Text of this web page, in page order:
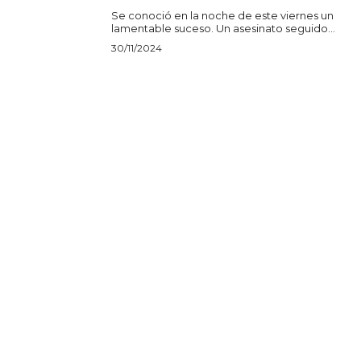
Se conoció en la noche de este viernes un
lamentable suceso. Un asesinato seguido...
30/11/2024